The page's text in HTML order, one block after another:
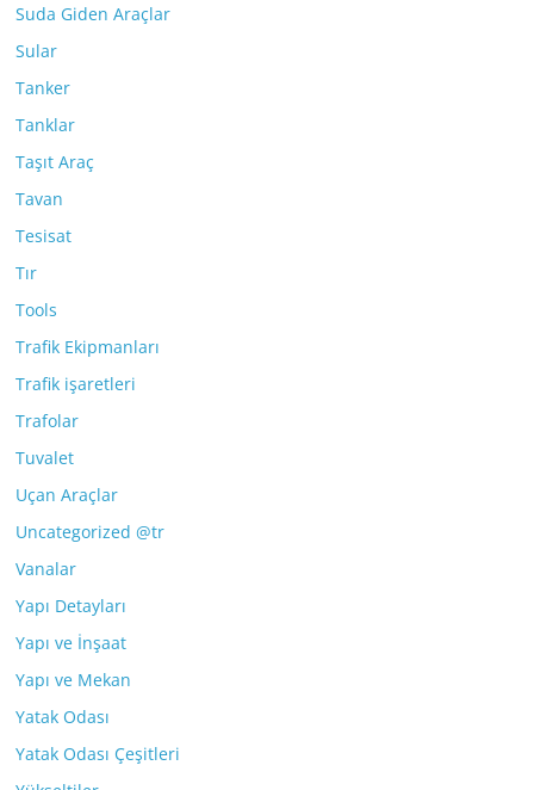
Suda Giden Araçlar
Sular
Tanker
Tanklar
Taşıt Araç
Tavan
Tesisat
Tır
Tools
Trafik Ekipmanları
Trafik işaretleri
Trafolar
Tuvalet
Uçan Araçlar
Uncategorized @tr
Vanalar
Yapı Detayları
Yapı ve İnşaat
Yapı ve Mekan
Yatak Odası
Yatak Odası Çeşitleri